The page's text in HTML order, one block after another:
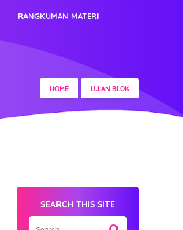
RANGKUMAN MATERI
HOME UJIAN BLOK
SEARCH THIS SITE